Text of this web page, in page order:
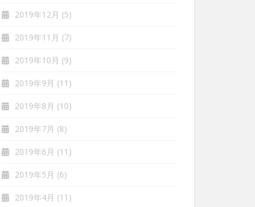
2019年12月 (5)
2019年11月 (7)
2019年10月 (9)
2019年9月 (11)
2019年8月 (10)
2019年7月 (8)
2019年6月 (11)
2019年5月 (6)
2019年4月 (11)